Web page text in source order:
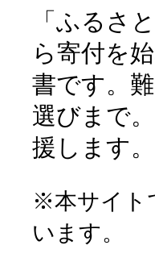
「ふるさ
ら寄付を
書です。
選びまで
援します。
※本サイト
います。